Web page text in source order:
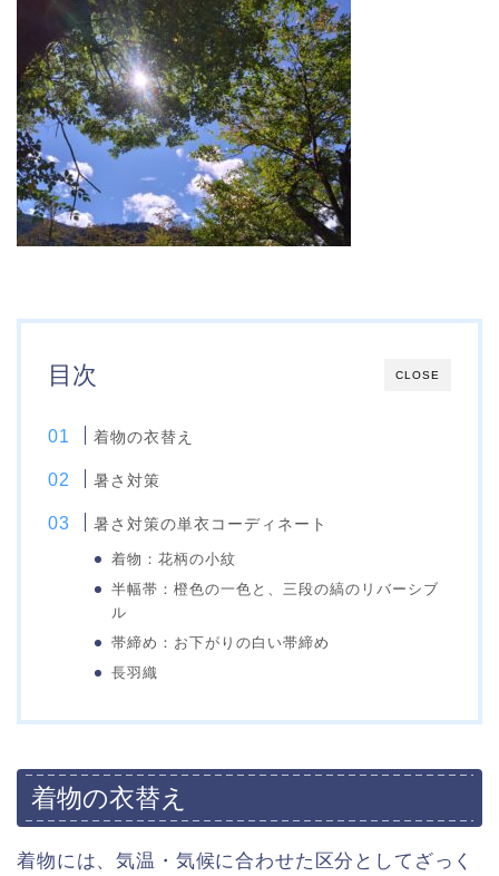
CLOSE
目次
着物の衣替え
暑さ対策
暑さ対策の単衣コーディネート
着物：花柄の小紋
半幅帯：橙色の一色と、三段の縞のリバーシブ
ル
帯締め：お下がりの白い帯締め
長羽織
着物の衣替え
着物には、気温・気候に合わせた区分としてざっく